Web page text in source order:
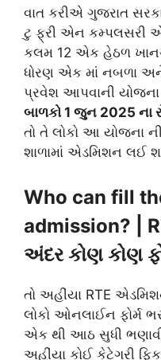
વાત કરીએ ગુજરાત
ટુ ફ્રી એન કમ્પલસરી
કલમ 12 એક હેઠળ
ધોરણ એક માં નબળા
પ્રવેશ આપવાની
બાળકો 1 જુન 2025 ના
તો તે લોકો આ યોજના
શાળામાં એડમિશન લઈ
Who can fill
admission? |
અંદર કોણ કોણ
તો અહીંયા RTE
લોકો ઓનલાઈન ફોર્મ
એક થી આઠ સુધી
અહીંયા કોઈ કેટેગરી